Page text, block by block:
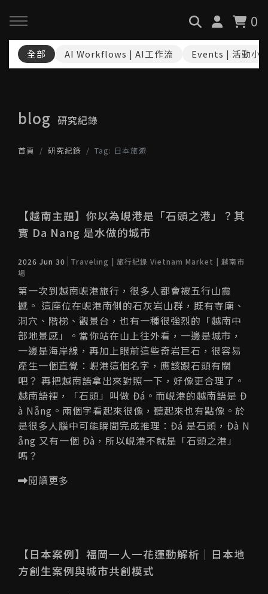
0
回主選單
最新消息
執行實績
回主選單
AiGC學院
回主選單
小型人力提升計畫申請
止)
全部 AI Workflows | AI工作流 Events | 活動小
blog 研究紀錄
首頁 研究紀錄 Tag: 日本旅遊
【越南主題】你以為峴港是「石頭之港」？其
實 Da Nang 是水做的城市
2026 Jun 30 Traveling | 旅行紀錄 Vietnam Market | 越南市
場
第一次到越南峴港旅行，很多人都會被五行山震
撼。 這座位在峴港南側的石灰岩山群，既有寺廟、
洞穴、階梯、觀景台，也有一種很強烈的「越南中
部地景感」。當你站在山上往外看，一邊是城市，
一邊是海岸線，再加上眼前這些奇岩巨石，很容易
產生一個直覺：峴港這個名字，應該跟石頭有關
吧？ 再把越南語拿出來對照一下，好像更合理了。
越南語裡，「石頭」叫做 Đá。而峴港的越南語是 Đ
à Nẵng。兩個字看起來很像，聽起來也有點像。於
是很多人腦中可能瞬間完成推理：Đá 是石頭，Đà N
ẵng 又有一個 Đà，所以峴港不就是「石頭之港」
嗎？
閱讀更多
【日本案例】福岡一人一花運動解析｜日本地
方創生案例與城市共創模式